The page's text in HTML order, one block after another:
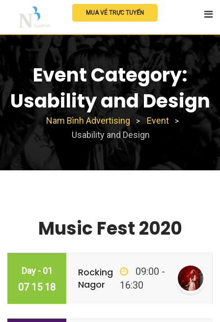
content
MUA VÉ TRỰC TUYẾN
Event Category:
Usability and Design
Nam Bình Advertising > Event >
Usability and Design
Music Fest 2020
Day - 01
07 15 18
Rocking
Nagor
09:00 -
16:30